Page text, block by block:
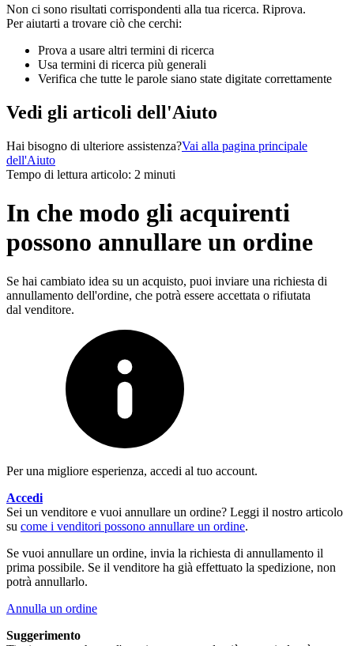
Non ci sono risultati corrispondenti alla tua ricerca. Riprova.
Per aiutarti a trovare ciò che cerchi:
Prova a usare altri termini di ricerca
Usa termini di ricerca più generali
Verifica che tutte le parole siano state digitate correttamente
Vedi gli articoli dell'Aiuto
Hai bisogno di ulteriore assistenza?Vai alla pagina principale
dell'Aiuto
Tempo di lettura articolo: 2 minuti
In che modo gli acquirenti
possono annullare un ordine
Se hai cambiato idea su un acquisto, puoi inviare una richiesta di
annullamento dell'ordine, che potrà essere accettata o rifiutata
dal venditore.
Per una migliore esperienza, accedi al tuo account.
Accedi
Sei un venditore e vuoi annullare un ordine? Leggi il nostro articolo
su come i venditori possono annullare un ordine.
Se vuoi annullare un ordine, invia la richiesta di annullamento il
prima possibile. Se il venditore ha già effettuato la spedizione, non
potrà annullarlo.
Annulla un ordine
Suggerimento